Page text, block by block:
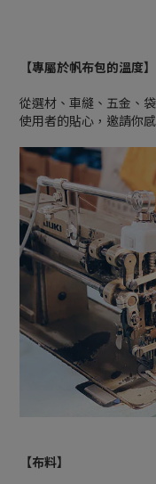
【專屬於帆布包的溫度】
從選材、車縫、五金、
使用者的貼心，邀請你
【布料】